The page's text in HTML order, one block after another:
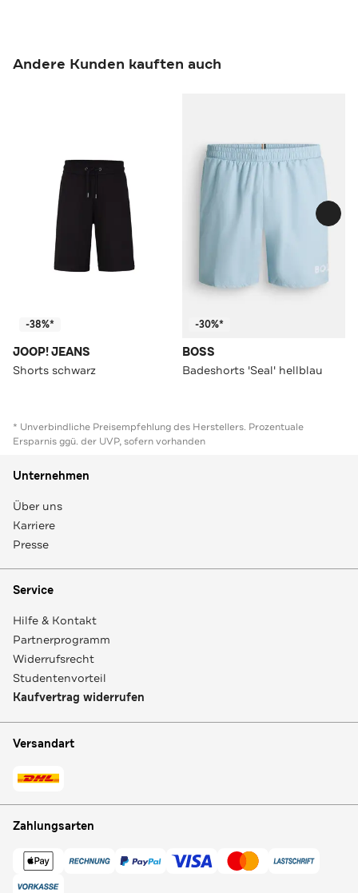
Andere Kunden kauften auch
-38%*
JOOP! JEANS
Shorts schwarz
-30%*
BOSS
Badeshorts 'Seal' hellblau
* Unverbindliche Preisempfehlung des Herstellers. Prozentuale
Ersparnis ggü. der UVP, sofern vorhanden
Unternehmen
Über uns
Karriere
Presse
Service
Hilfe & Kontakt
Partnerprogramm
Widerrufsrecht
Studentenvorteil
Kaufvertrag widerrufen
Versandart
Zahlungsarten